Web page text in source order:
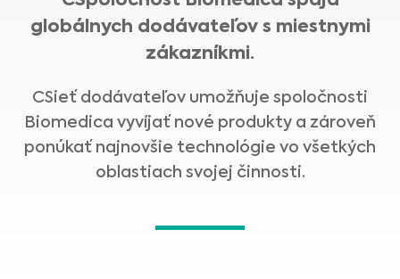
globálnych dodávateľov s miestnymi
zákazníkmi.
CSieť dodávateľov umožňuje spoločnosti
Biomedica vyvíjať nové produkty a zároveň
ponúkať najnovšie technológie vo všetkých
oblastiach svojej činnosti.